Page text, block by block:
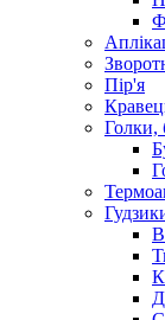
Пір'я
Голки,